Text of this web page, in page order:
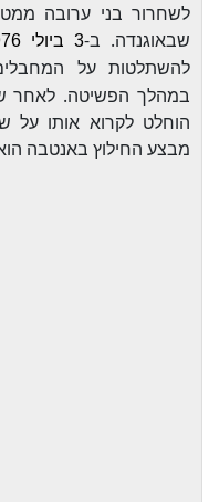
לשחרור בני ערובה
שבאוגנדה. ב-3 ביולי
להשתלטות על
במהלך הפשיטה. לאחר
הוחלט לקרוא אותו על
מבצע החילוץ באנטבה